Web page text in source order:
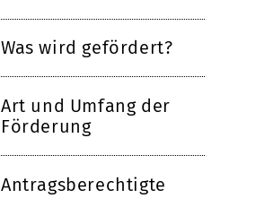
Was wird gefördert?
Art und Umfang der
Förderung
Antragsberechtigte